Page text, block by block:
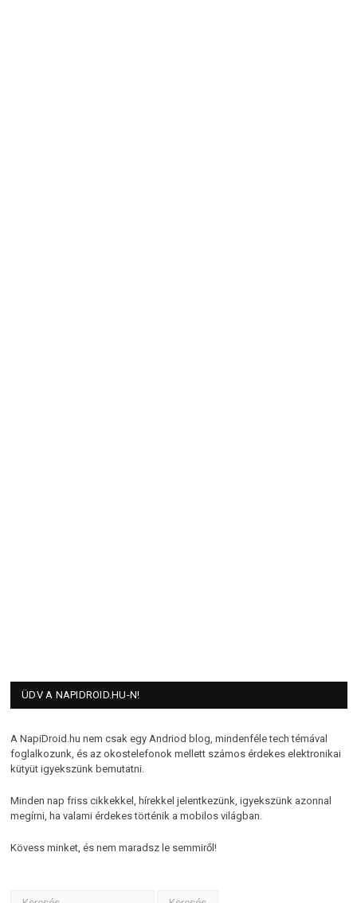
ÜDV A NAPIDROID.HU-N!
A NapiDroid.hu nem csak egy Andriod blog, mindenféle tech témával
foglalkozunk, és az okostelefonok mellett számos érdekes elektronikai
kütyüt igyekszünk bemutatni.
Minden nap friss cikkekkel, hírekkel jelentkezünk, igyekszünk azonnal
megírni, ha valami érdekes történik a mobilos világban.
Kövess minket, és nem maradsz le semmiről!